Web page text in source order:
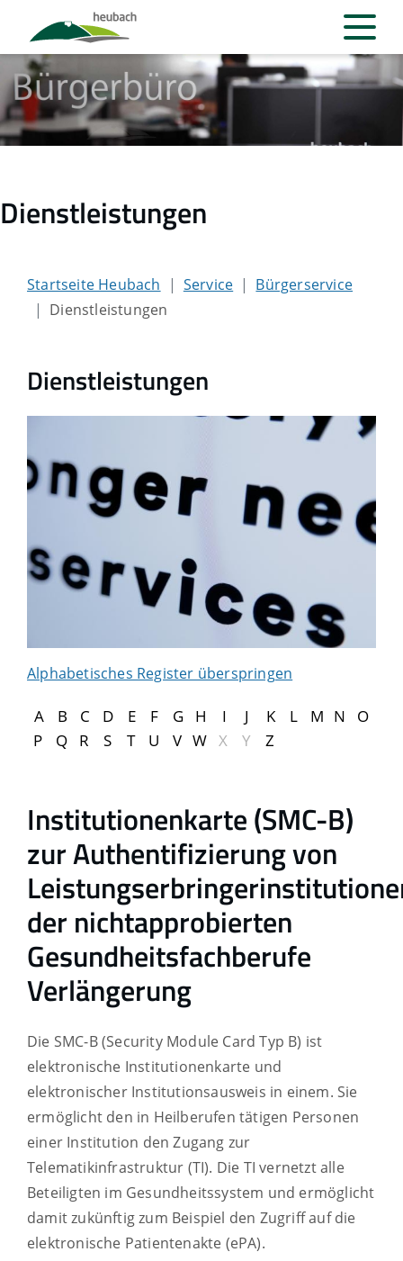
Dienstleistungen
Startseite Heubach Service
Bürgerservice
Dienstleistungen
Dienstleistungen
Alphabetisches Register überspringen
A B C D E F G H I J K L M N
O
P
Q R S T U V W X Y Z
Institutionenkarte (SMC-B)
zur Authentifizierung von
der nichtapprobierten
Gesundheitsfachberufe
Verlängerung
Die SMC-B (Security Module Card Typ B) ist
elektronische Institutionenkarte und
elektronischer Institutionsausweis in einem. Sie
ermöglicht den in Heilberufen tätigen Personen
einer Institution den Zugang zur
Telematikinfrastruktur (TI). Die TI vernetzt alle
Beteiligten im Gesundheitssystem und ermöglicht
damit zukünftig zum Beispiel den Zugriff auf die
elektronische Patientenakte (ePA).